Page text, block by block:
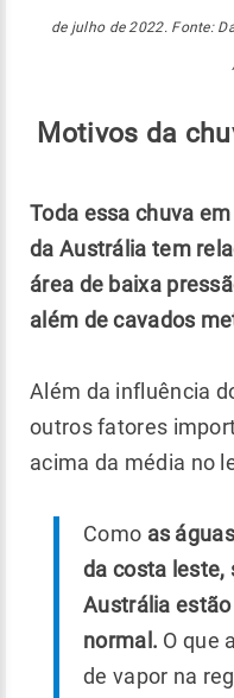
de julho de 2022. Fonte:
Motivos da
Toda essa chuva
da Austrália tem
área de baixa
além de cavados
Além da influência
outros fatores
acima da média no
Como as
da costa leste,
Austrália
normal. O que
de vapor na